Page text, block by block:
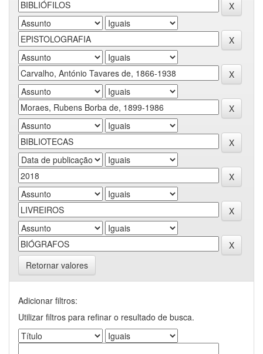
Retornar valores
Adicionar filtros:
Utilizar filtros para refinar o resultado de busca.